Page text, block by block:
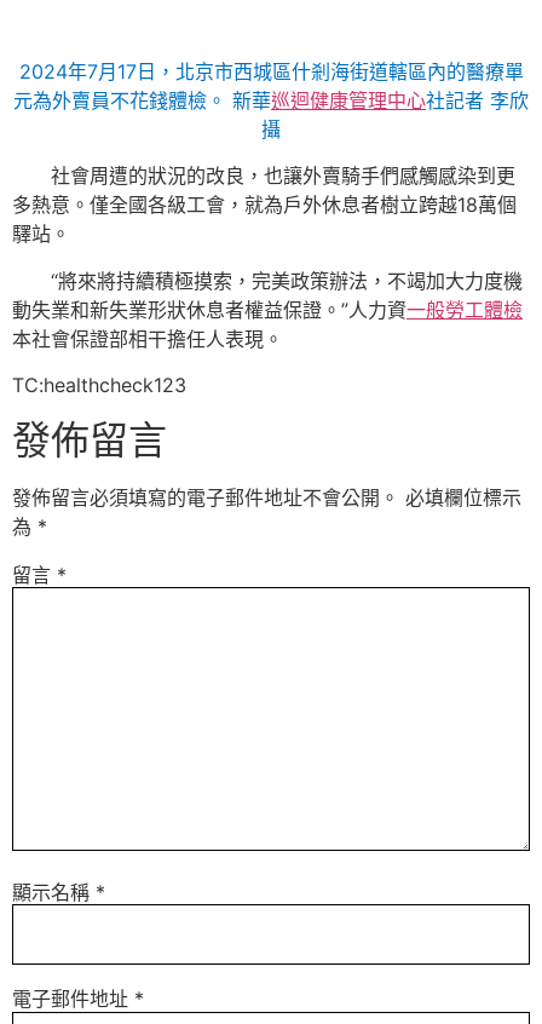
2024年7月17日，北京市西城區什剎海街道轄區內的醫療單
元為外賣員不花錢體檢。 新華巡迴健康管理中心社記者 李欣
攝
社會周遭的狀況的改良，也讓外賣騎手們感觸感染到更
多熱意。僅全國各級工會，就為戶外休息者樹立跨越18萬個
驛站。
“將來將持續積極摸索，完美政策辦法，不竭加大力度機
動失業和新失業形狀休息者權益保證。”人力資一般勞工體檢
本社會保證部相干擔任人表現。
TC:healthcheck123
發佈留言
發佈留言必須填寫的電子郵件地址不會公開。 必填欄位標示
為 *
留言 *
顯示名稱 *
電子郵件地址 *